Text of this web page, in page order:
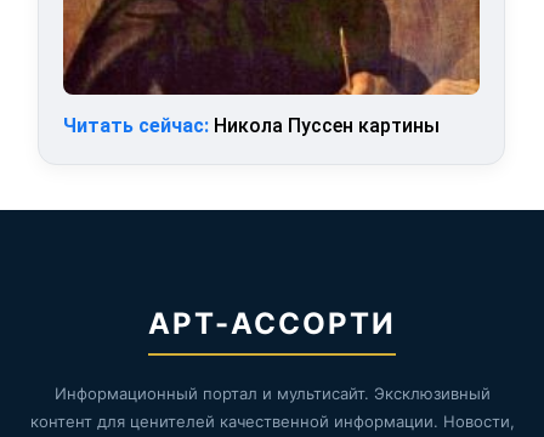
Читать сейчас: Никола Пуссен картины
АРТ-АССОРТИ
Информационный портал и мультисайт. Эксклюзивный
контент для ценителей качественной информации. Новости,